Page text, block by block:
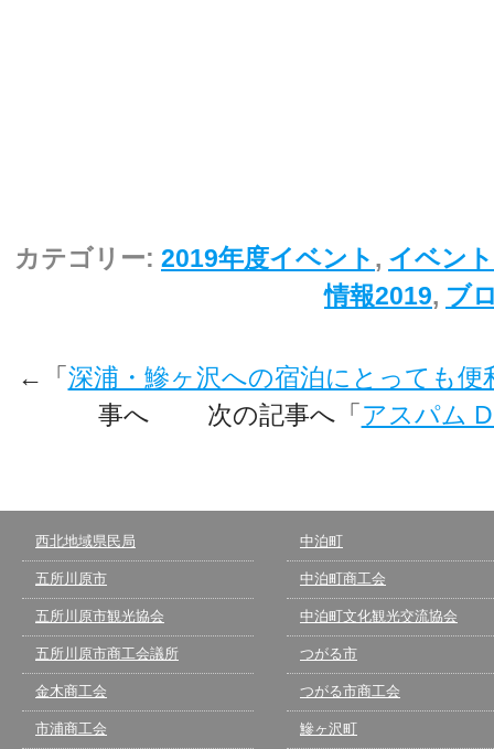
カテゴリー: 2019年度イベント , イベント
情報2019, ブ
←「深浦・鰺ヶ沢への宿泊にとっても便
事へ 次の記事へ「アスパム
西北地域県民局
五所川原市
五所川原市観光協会
五所川原市商工会議所
金木商工会
市浦商工会
中泊町
中泊町商工会
中泊町文化観光交流協会
つがる市
つがる市商工会
鰺ヶ沢町